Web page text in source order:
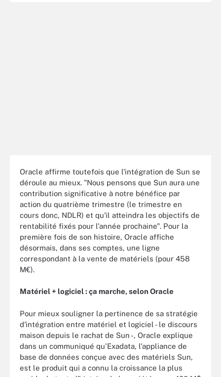
Oracle affirme toutefois que l'intégration de Sun se
déroule au mieux. "Nous pensons que Sun aura une
contribution significative à notre bénéfice par
action du quatrième trimestre (le trimestre en
cours donc, NDLR) et qu'il atteindra les objectifs de
rentabilité fixés pour l'année prochaine". Pour la
première fois de son histoire, Oracle affiche
désormais, dans ses comptes, une ligne
correspondant à la vente de matériels (pour 458
M€).
Matériel + logiciel : ça marche, selon Oracle
Pour mieux souligner la pertinence de sa stratégie
d'intégration entre matériel et logiciel - le discours
maison depuis le rachat de Sun -, Oracle explique
dans un communiqué qu'Exadata, l'appliance de
base de données conçue avec des matériels Sun,
est le produit qui a connu la croissance la plus